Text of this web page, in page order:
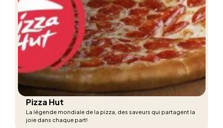
Pizza Hut
La légende mondiale de la pizza, des saveurs qui partagent la
joie dans chaque part!